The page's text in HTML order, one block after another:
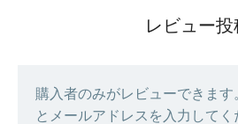
レビュー投
購入者のみがレビューできま
とメールアドレスを入力してく